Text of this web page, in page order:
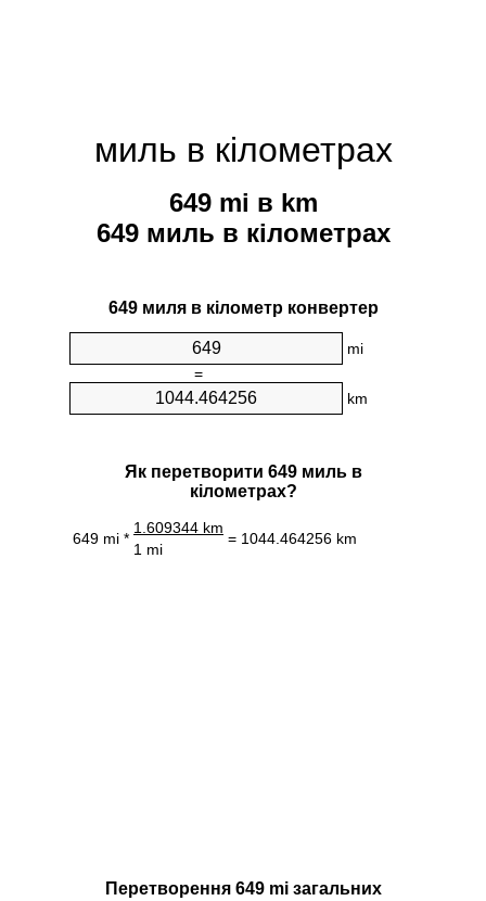
миль в кілометрах
649 mi в km
649 миль в кілометрах
649 миля в кілометр конвертер
mi
=
km
Як перетворити 649 миль в
кілометрах?
649 mi *
1.609344 km
= 1044.464256 km
1 mi
Перетворення 649 mi загальних